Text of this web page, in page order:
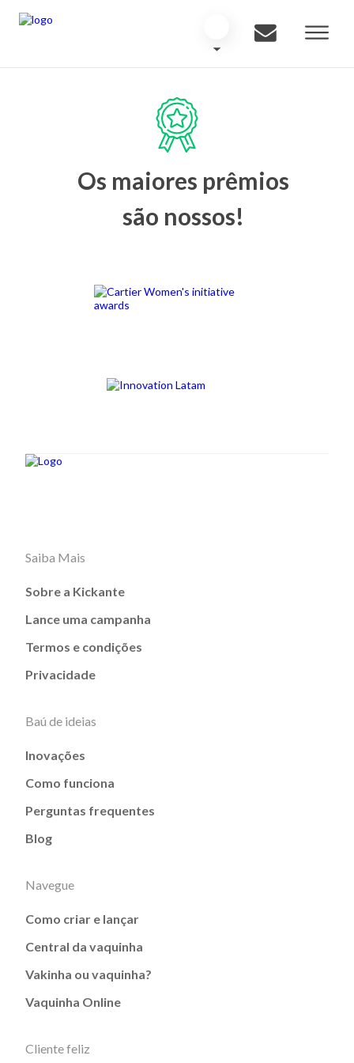
Os maiores prêmios
são nossos!
Saiba Mais
Sobre a Kickante
Lance uma campanha
Termos e condições
Privacidade
Baú de ideias
Inovações
Como funciona
Perguntas frequentes
Blog
Navegue
Como criar e lançar
Central da vaquinha
Vakinha ou vaquinha?
Vaquinha Online
Cliente feliz